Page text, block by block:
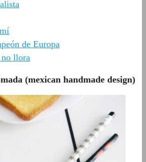
de Europa
llora
(mexican handmade design)